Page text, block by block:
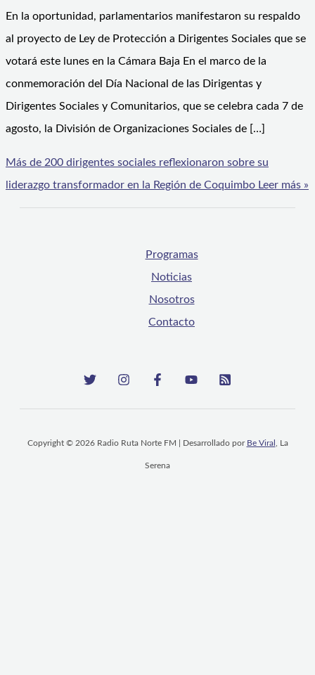
En la oportunidad, parlamentarios manifestaron su respaldo
al proyecto de Ley de Protección a Dirigentes Sociales que se
votará este lunes en la Cámara Baja En el marco de la
conmemoración del Día Nacional de las Dirigentas y
Dirigentes Sociales y Comunitarios, que se celebra cada 7 de
agosto, la División de Organizaciones Sociales de […]
Más de 200 dirigentes sociales reflexionaron sobre su
liderazgo transformador en la Región de Coquimbo Leer más »
Programas
Noticias
Nosotros
Contacto
Copyright © 2026 Radio Ruta Norte FM | Desarrollado por Be Viral , La
Serena